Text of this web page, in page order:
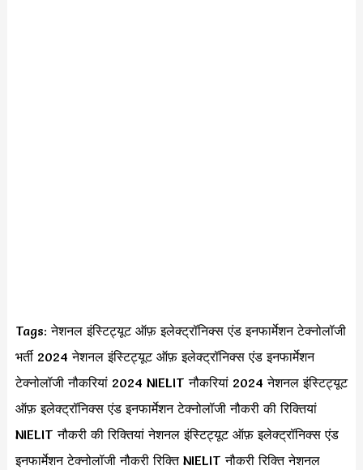
Tags: नेशनल इंस्टिट्यूट ऑफ़ इलेक्ट्रॉनिक्स एंड इनफार्मेशन टेक्नोलॉजी
भर्ती 2024 नेशनल इंस्टिट्यूट ऑफ़ इलेक्ट्रॉनिक्स एंड इनफार्मेशन
टेक्नोलॉजी नौकरियां 2024 NIELIT नौकरियां 2024 नेशनल इंस्टिट्यूट
ऑफ़ इलेक्ट्रॉनिक्स एंड इनफार्मेशन टेक्नोलॉजी नौकरी की रिक्तियां
NIELIT नौकरी की रिक्तियां नेशनल इंस्टिट्यूट ऑफ़ इलेक्ट्रॉनिक्स एंड
इनफार्मेशन टेक्नोलॉजी नौकरी रिक्ति NIELIT नौकरी रिक्ति नेशनल